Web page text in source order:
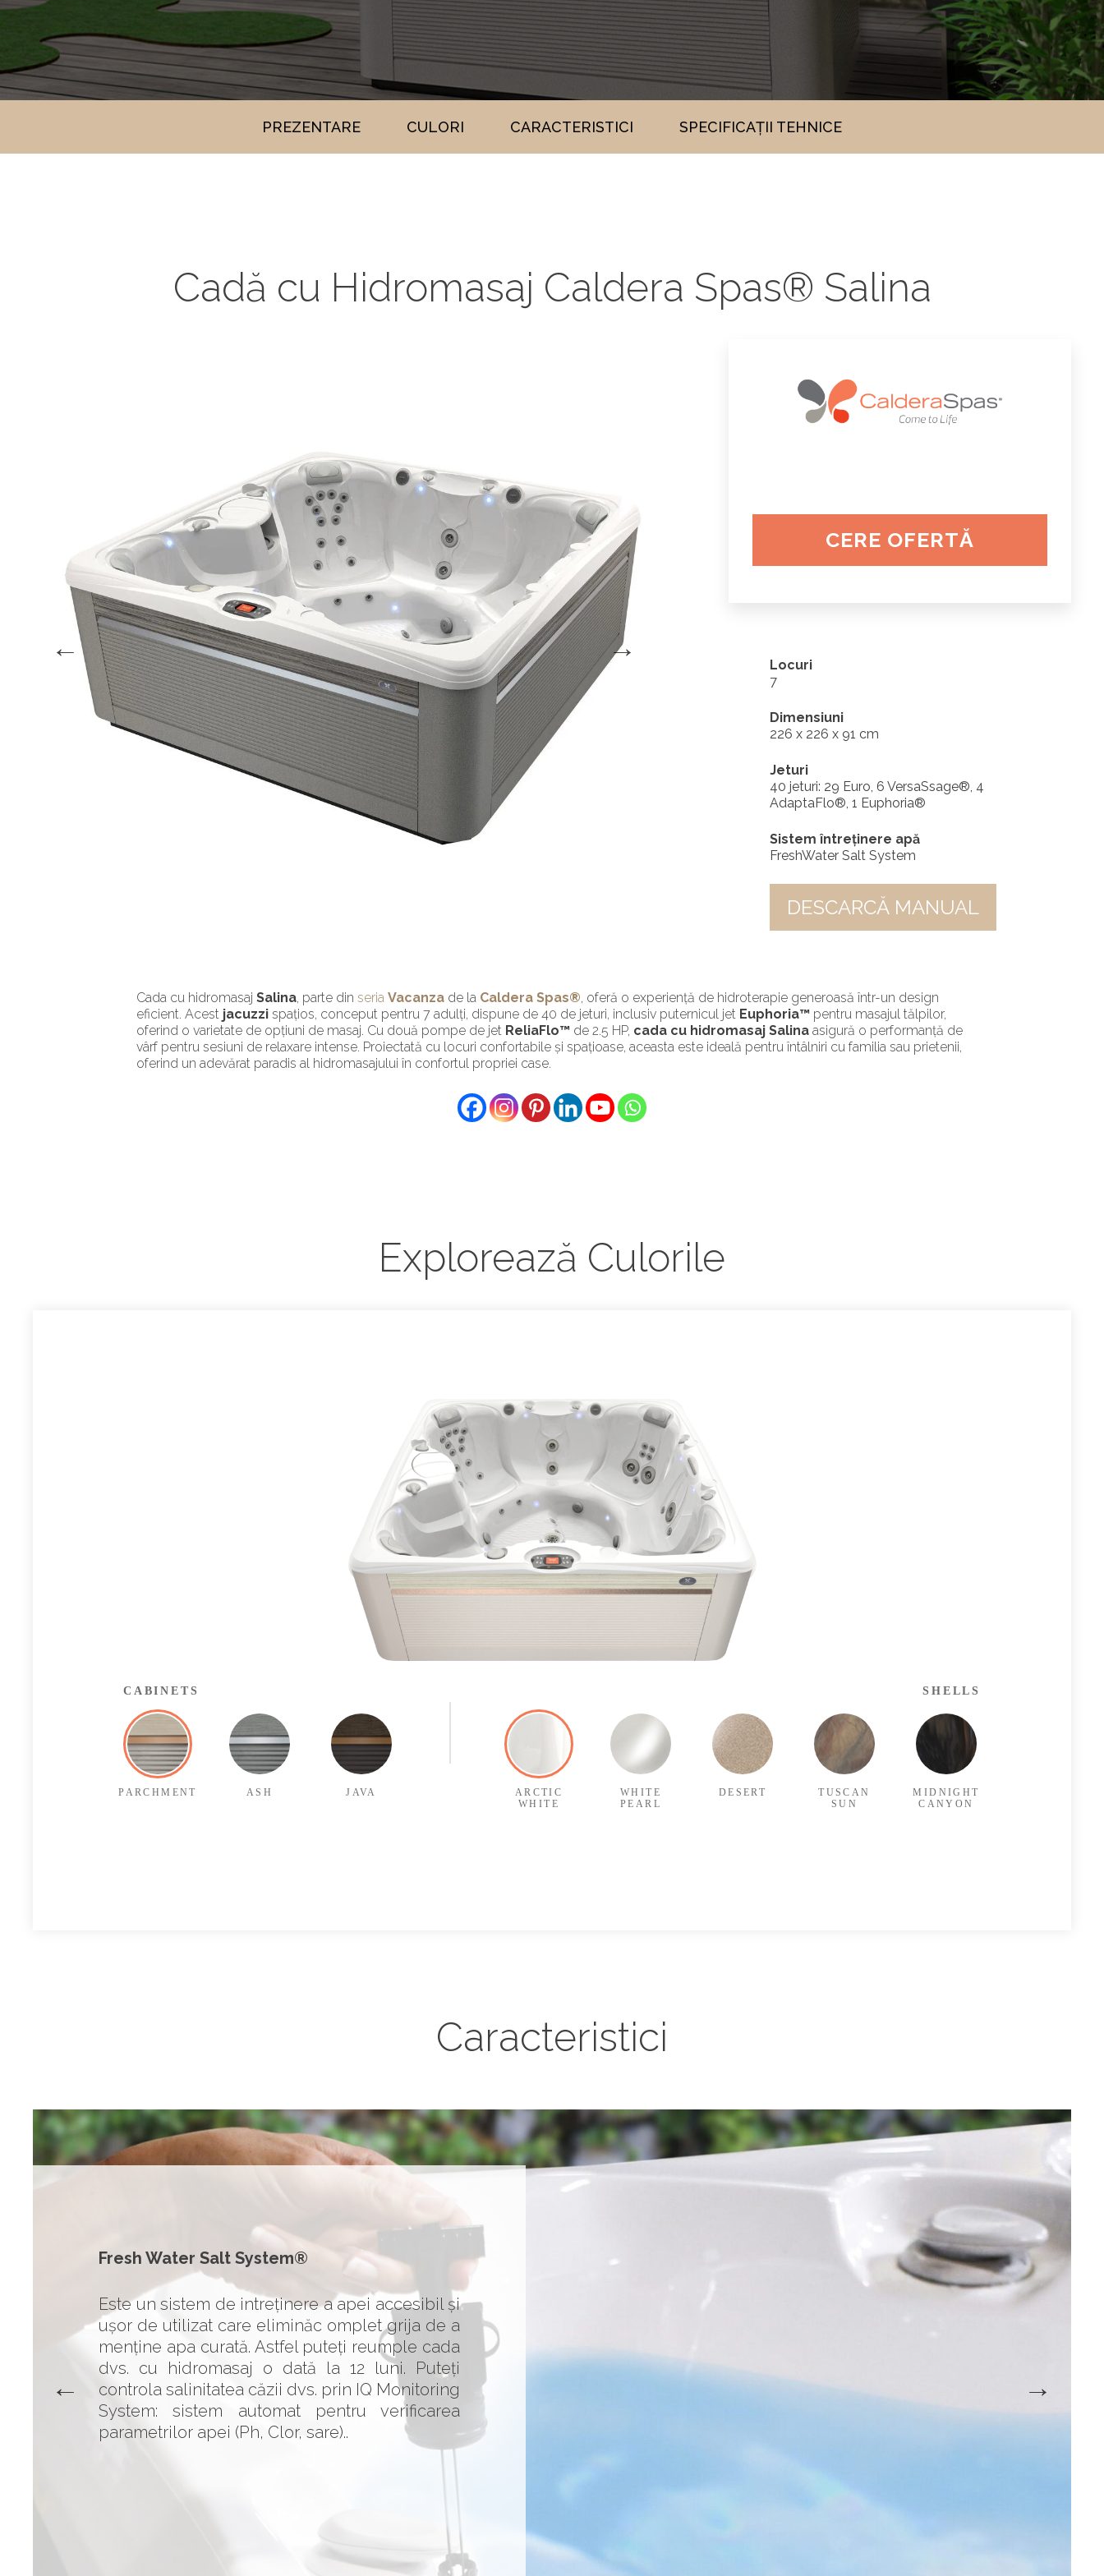
PREZENTARE CULORI CARACTERISTICI SPECIFICAȚII TEHNICE
Cadă cu Hidromasaj Caldera Spas® Salina
CERE OFERTĂ
Locuri
7
Dimensiuni
226 x 226 x 91 cm
Jeturi
40 jeturi: 29 Euro, 6 VersaSsage®, 4
AdaptaFlo®, 1 Euphoria®
Sistem întreținere apă
FreshWater Salt System
DESCARCĂ MANUAL
Cada cu hidromasajSalina, parte dinseriaVacanza de la Caldera Spas®, oferă o experiență de hidroterapie generoasă într-un design
eficient. Acest jacuzzi spațios, conceput pentru 7 adulți, dispune de 40 de jeturi, inclusiv puternicul jet Euphoria™ pentru masajul tălpilor,
oferind o varietate de opțiuni de masaj. Cu două pompe de jet ReliaFlo™ de 2.5 HP, cada cu hidromasaj Salina asigură o performanță de
vârf pentru sesiuni de relaxare intense. Proiectată cu locuri confortabile și spațioase, aceasta este ideală pentru întâlniri cu familia sau prietenii,
oferind un adevărat paradis al hidromasajului în confortul propriei case.
Explorează Culorile
Caracteristici
Fresh Water Salt System®
Este un sistem de intreținere a apei accesibil și
ușor de utilizat care eliminăc omplet grija de a
menține apa curată. Astfel puteți reumple cada
dvs. cu hidromasaj o dată la 12 luni. Puteți
controla salinitatea căzii dvs. prin IQ Monitoring
System: sistem automat pentru verificarea
parametrilor apei (Ph, Clor, sare)..